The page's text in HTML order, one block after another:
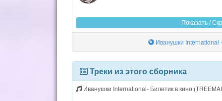
Показать /
Иванушки International
Треки из этого сборника
Иванушки International- Билетик в кино